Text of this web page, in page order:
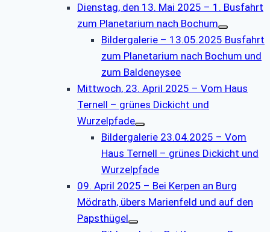
Dienstag, den 13. Mai 2025 – 1. Busfahrt
zum Planetarium nach Bochum
Bildergalerie – 13.05.2025 Busfahrt
zum Planetarium nach Bochum und
zum Baldeneysee
Mittwoch, 23. April 2025 – Vom Haus
Ternell – grünes Dickicht und
Wurzelpfade
Bildergalerie 23.04.2025 – Vom
Haus Ternell – grünes Dickicht und
Wurzelpfade
09. April 2025 – Bei Kerpen an Burg
Mödrath, übers Marienfeld und auf den
Papsthügel